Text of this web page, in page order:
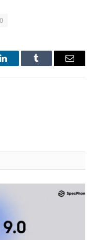
LinkedInTumblr Email